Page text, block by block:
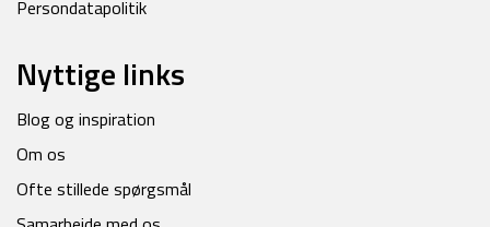
Persondatapolitik
Nyttige links
Blog og inspiration
Om os
Ofte stillede spørgsmål